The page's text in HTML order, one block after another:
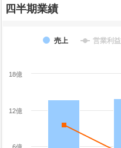
四半期業績
売上 営業利益
12億
18億